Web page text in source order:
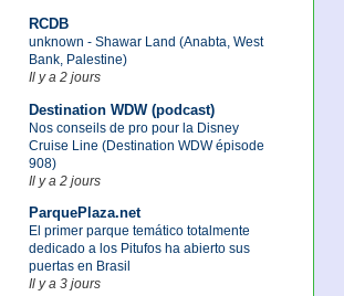
RCDB
unknown - Shawar Land (Anabta, West
Bank, Palestine)
Il y a 2 jours
Destination WDW (podcast)
Nos conseils de pro pour la Disney
Cruise Line (Destination WDW épisode
908)
Il y a 2 jours
ParquePlaza.net
El primer parque temático totalmente
dedicado a los Pitufos ha abierto sus
puertas en Brasil
Il y a 3 jours